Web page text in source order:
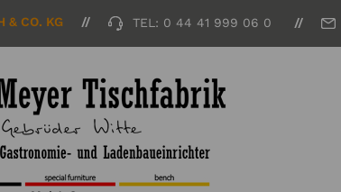
& CO. KG TEL: 0 44 41 999 06 0